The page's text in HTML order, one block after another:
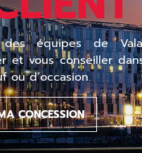
des équipes de
et vous conseiller
ou d’occasion.
CONCESSION